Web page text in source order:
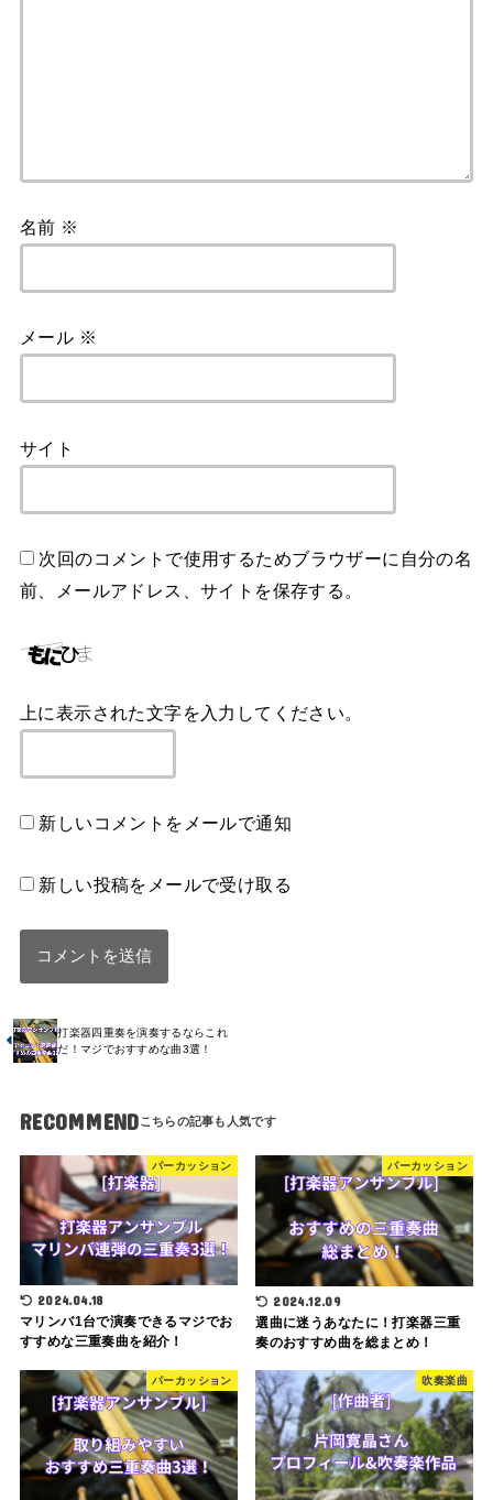
名前 ※
メール ※
サイト
次回のコメントで使用するためブラウザーに自分の名
前、メールアドレス、サイトを保存する。
上に表示された文字を入力してください。
新しいコメントをメールで通知
新しい投稿をメールで受け取る
打楽器四重奏を演奏するならこれ
だ！マジでおすすめな曲3選！
RECOMMEND
パーカッション
2024.04.18
マリンバ1台で演奏できるマジでお
すすめな三重奏曲を紹介！
パーカッション
2024.12.09
選曲に迷うあなたに！打楽器三重
奏のおすすめ曲を総まとめ！
パーカッション 吹奏楽曲